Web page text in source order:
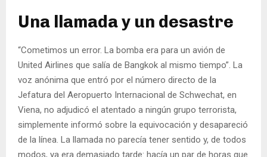
Una llamada y un desastre
“Cometimos un error. La bomba era para un avión de
United Airlines que salía de Bangkok al mismo tiempo”. La
voz anónima que entró por el número directo de la
Jefatura del Aeropuerto Internacional de Schwechat, en
Viena, no adjudicó el atentado a ningún grupo terrorista,
simplemente informó sobre la equivocación y desapareció
de la línea. La llamada no parecía tener sentido y, de todos
modos, ya era demasiado tarde: hacía un par de horas que